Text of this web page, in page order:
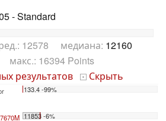
- Standard
12578 медиана: 12160
макс.: 16394 Points
результатов - Скрыть
133.4 -99%
11853 -6%